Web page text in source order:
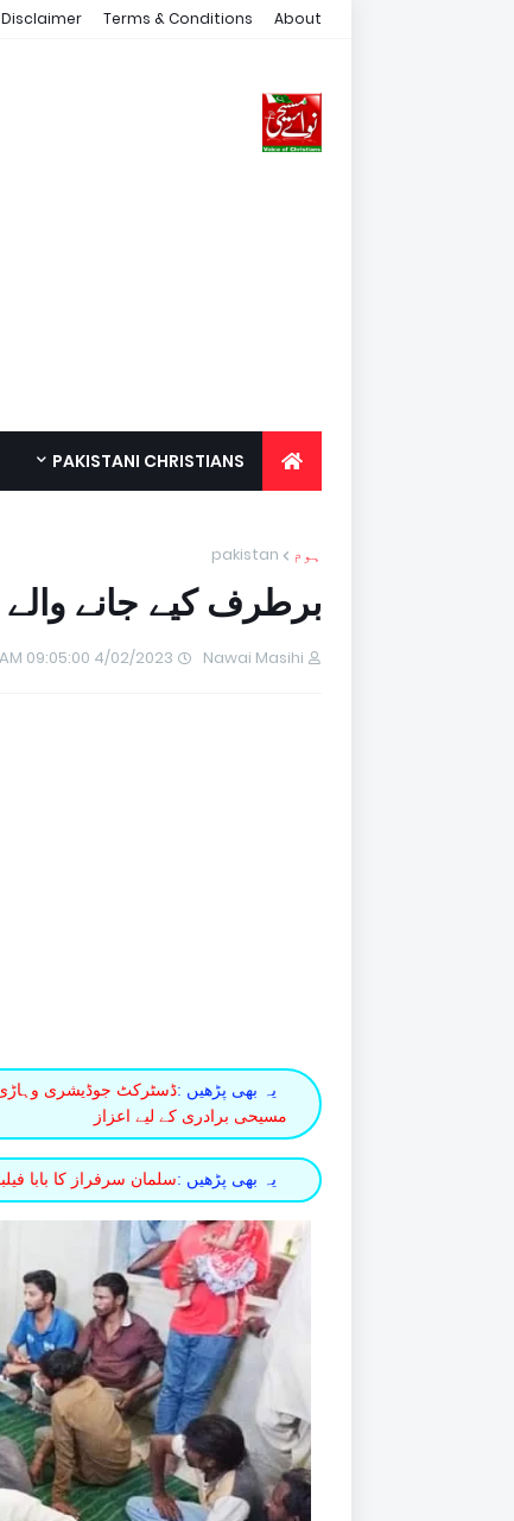
About
Terms & Conditions
Disclaimer
PAKISTANI CHRISTIANS
ہوم pakistan
برطرف کیے جانے
Nawai Masihi
4/02/2023 09:05:00 AM
یہ بھی پڑھیں :
مسیحی برادری کے لیے اعزاز
یہ بھی پڑھیں :سلمان سرفراز کا بابا